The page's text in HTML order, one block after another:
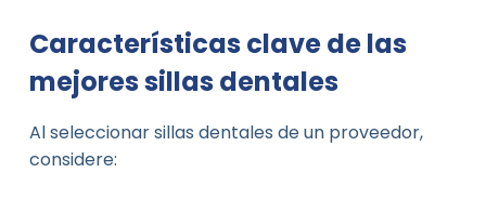
Características clave de las
mejores sillas dentales
Al seleccionar sillas dentales de un proveedor,
considere: